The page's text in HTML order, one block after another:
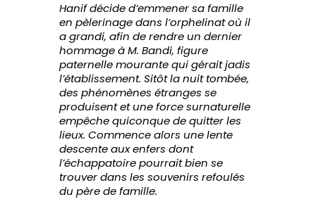
Hanif décide d’emmener sa famille
en pèlerinage dans l’orphelinat où il
a grandi, afin de rendre un dernier
hommage à M. Bandi, figure
paternelle mourante qui gérait jadis
l’établissement. Sitôt la nuit tombée,
des phénomènes étranges se
produisent et une force surnaturelle
empêche quiconque de quitter les
lieux. Commence alors une lente
descente aux enfers dont
l’échappatoire pourrait bien se
trouver dans les souvenirs refoulés
du père de famille.